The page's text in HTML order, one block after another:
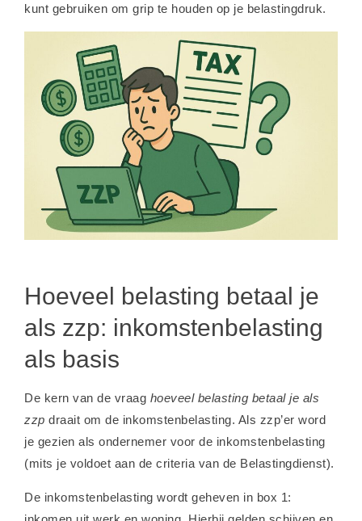
kunt gebruiken om grip te houden op je belastingdruk.
Hoeveel belasting betaal je
als zzp: inkomstenbelasting
als basis
De kern van de vraag hoeveel belasting betaal je als
zzp draait om de inkomstenbelasting. Als zzp’er word
je gezien als ondernemer voor de inkomstenbelasting
(mits je voldoet aan de criteria van de Belastingdienst).
De inkomstenbelasting wordt geheven in box 1: